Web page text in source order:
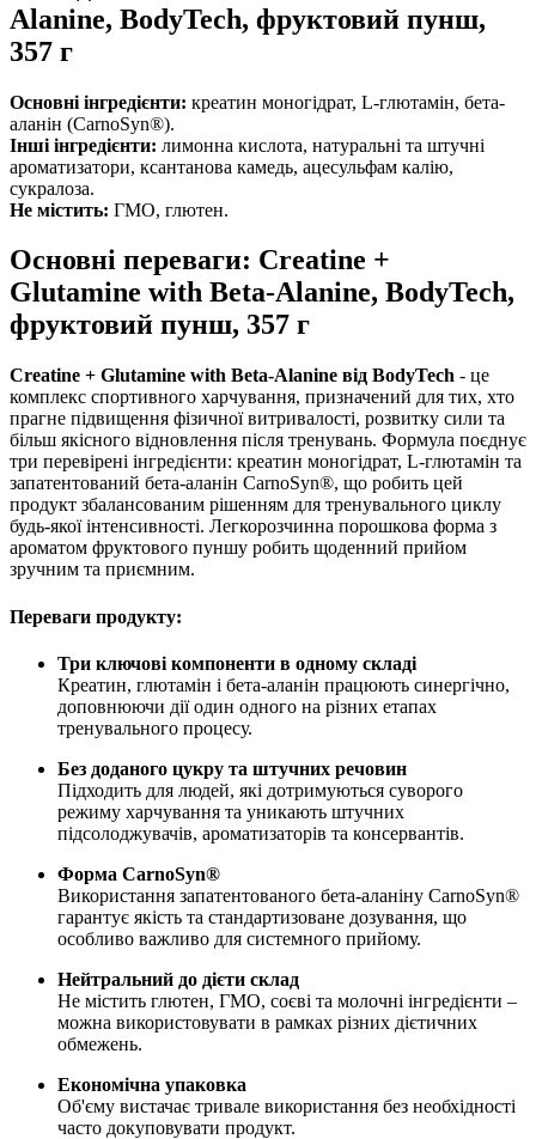
Alanine, BodyTech, фруктовий пунш,
357 г
Основні інгредієнти: креатин моногідрат, L-глютамін, бета-
аланін (CarnoSyn®).
Інші інгредієнти: лимонна кислота, натуральні та штучні
ароматизатори, ксантанова камедь, ацесульфам калію,
сукралоза.
Не містить: ГМО, глютен.
Основні переваги: Creatine +
Glutamine with Beta-Alanine, BodyTech,
фруктовий пунш, 357 г
Creatine + Glutamine with Beta-Alanine від BodyTech - це
комплекс спортивного харчування, призначений для тих, хто
прагне підвищення фізичної витривалості, розвитку сили та
більш якісного відновлення після тренувань. Формула поєднує
три перевірені інгредієнти: креатин моногідрат, L-глютамін та
запатентований бета-аланін CarnoSyn®, що робить цей
продукт збалансованим рішенням для тренувального циклу
будь-якої інтенсивності. Легкорозчинна порошкова форма з
ароматом фруктового пуншу робить щоденний прийом
зручним та приємним.
Переваги продукту:
Три ключові компоненти в одному складі
Креатин, глютамін і бета-аланін працюють синергічно,
доповнюючи дії один одного на різних етапах
тренувального процесу.
Без доданого цукру та штучних речовин
Підходить для людей, які дотримуються суворого
режиму харчування та уникають штучних
підсолоджувачів, ароматизаторів та консервантів.
Форма CarnoSyn®
Використання запатентованого бета-аланіну CarnoSyn®
гарантує якість та стандартизоване дозування, що
особливо важливо для системного прийому.
Нейтральний до дієти склад
Не містить глютен, ГМО, соєві та молочні інгредієнти –
можна використовувати в рамках різних дієтичних
обмежень.
Економічна упаковка
Об'єму вистачає тривале використання без необхідності
часто докуповувати продукт.